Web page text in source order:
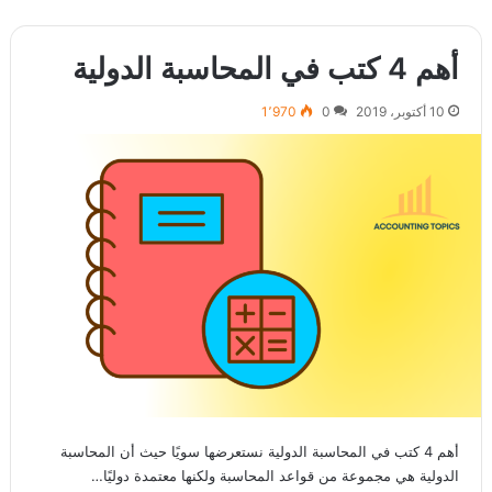
أهم 4 كتب في المحاسبة الدولية
10 أكتوبر، 2019 0 1٬970
أهم 4 كتب في المحاسبة الدولية نستعرضها سويًا حيث أن المحاسبة
الدولية هي مجموعة من قواعد المحاسبة ولكنها معتمدة دوليًا…